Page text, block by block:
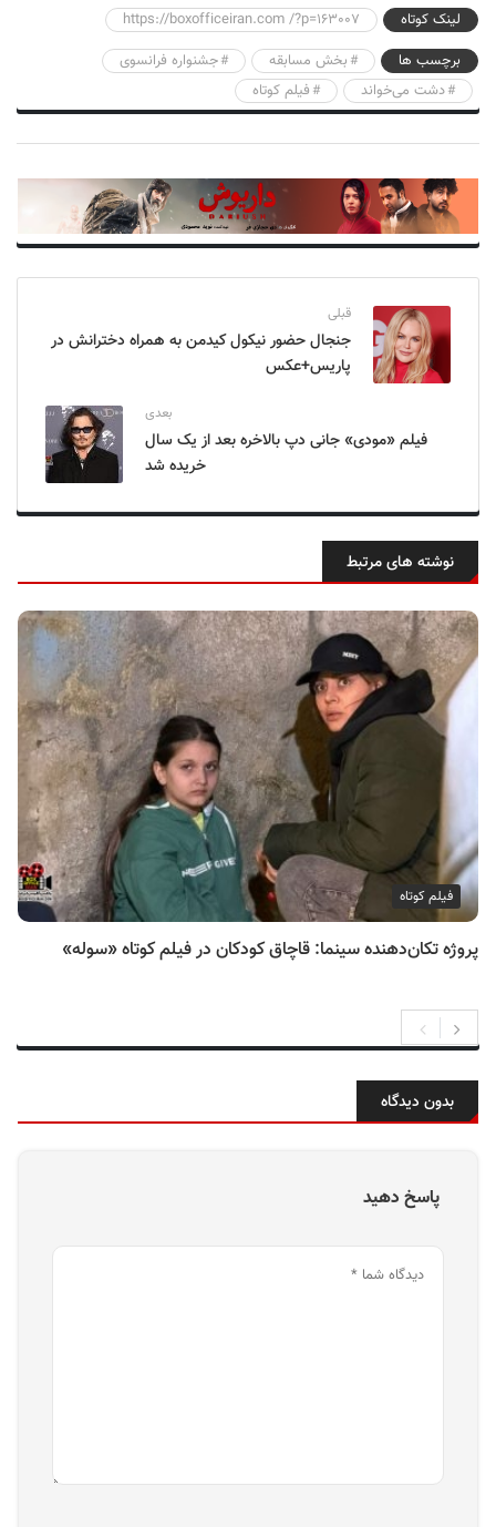
لینک کوتاه
https://boxofficeiran.com /?p=163007
برچسب ها
بخش مسابقه
جشنواره فرانسوی
دشت می‌خواند
فیلم کوتاه
قبلی
جنجال حضور نیکول کیدمن به همراه دخترانش در
پاریس+عکس
بعدی
فیلم «مودی» جانی دپ بالاخره بعد از یک سال
خریده شد
نوشته های مرتبط
فیلم کوتاه
پروژه تکان‌دهنده سینما: قاچاق کودکان در فیلم کوتاه «سوله»
بدون دیدگاه
پاسخ دهید